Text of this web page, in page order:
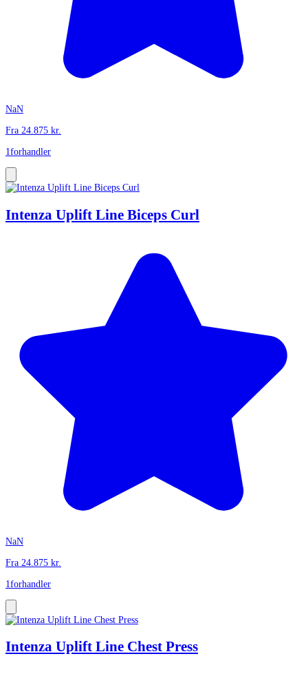
NaN
Fra 24.875 kr.
1forhandler
Intenza Uplift Line Biceps Curl
NaN
Fra 24.875 kr.
1forhandler
Intenza Uplift Line Chest Press